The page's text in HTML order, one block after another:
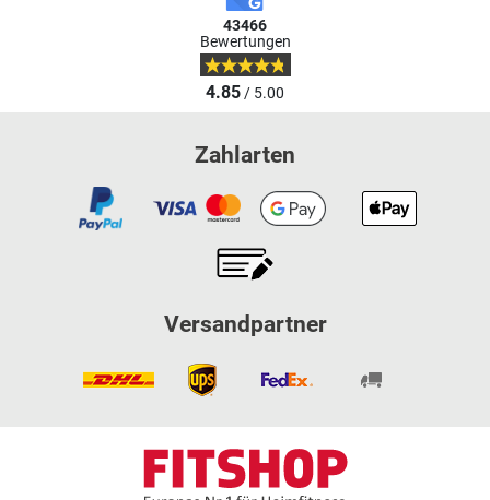
43466
Bewertungen
4.85/ 5.00
Zahlarten
Versandpartner